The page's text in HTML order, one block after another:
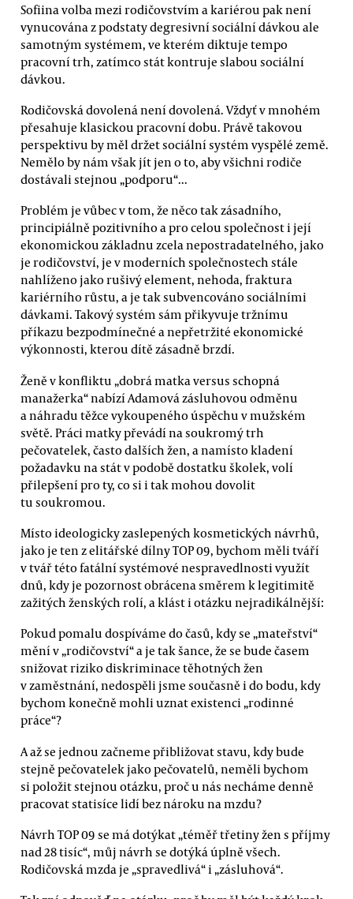
Sofiina volba mezi rodičovstvím a kariérou pak není
vynucována z podstaty degresivní sociální dávkou ale
samotným systémem, ve kterém diktuje tempo
pracovní trh, zatímco stát kontruje slabou sociální
dávkou.
Rodičovská dovolená není dovolená. Vždyť v mnohém
přesahuje klasickou pracovní dobu. Právě takovou
perspektivu by měl držet sociální systém vyspělé země.
Nemělo by nám však jít jen o to, aby všichni rodiče
dostávali stejnou „podporu“...
Problém je vůbec v tom, že něco tak zásadního,
principiálně pozitivního a pro celou společnost i její
ekonomickou základnu zcela nepostradatelného, jako
je rodičovství, je v moderních společnostech stále
nahlíženo jako rušivý element, nehoda, fraktura
kariérního růstu, a je tak subvencováno sociálními
dávkami. Takový systém sám přikyvuje tržnímu
příkazu bezpodmínečné a nepřetržité ekonomické
výkonnosti, kterou dítě zásadně brzdí.
Ženě v konfliktu „dobrá matka versus schopná
manažerka“ nabízí Adamová zásluhovou odměnu
a náhradu těžce vykoupeného úspěchu v mužském
světě. Práci matky převádí na soukromý trh
pečovatelek, často dalších žen, a namísto kladení
požadavku na stát v podobě dostatku školek, volí
přilepšení pro ty, co si i tak mohou dovolit
tu soukromou.
Místo ideologicky zaslepených kosmetických návrhů,
jako je ten z elitářské dílny TOP 09, bychom měli tváří
v tvář této fatální systémové nespravedlnosti využít
dnů, kdy je pozornost obrácena směrem k legitimitě
zažitých ženských rolí, a klást i otázku nejradikálnější:
Pokud pomalu dospíváme do časů, kdy se „mateřství“
mění v „rodičovství“ a je tak šance, že se bude časem
snižovat riziko diskriminace těhotných žen
v zaměstnání, nedospěli jsme současně i do bodu, kdy
bychom konečně mohli uznat existenci „rodinné
práce“?
A až se jednou začneme přibližovat stavu, kdy bude
stejně pečovatelek jako pečovatelů, neměli bychom
si položit stejnou otázku, proč u nás necháme denně
pracovat statisíce lidí bez nároku na mzdu?
Návrh TOP 09 se má dotýkat „téměř třetiny žen s příjmy
nad 28 tisíc“, můj návrh se dotýká úplně všech.
Rodičovská mzda je „spravedlivá“ i „zásluhová“.